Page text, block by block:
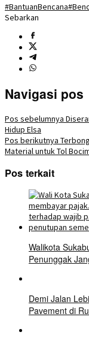
#BantuanBencana
Sebarkan
Navigasi pos
Pos sebelumnya
Hidup Elsa
Pos berikutnya
Material untuk Tol
Pos terkait
Walikota
Penunggak
Demi Jalan
Pavement di